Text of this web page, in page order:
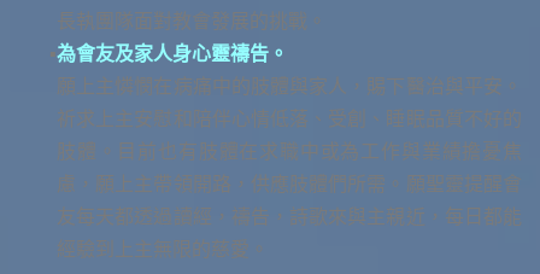
長執團隊面對教會發展的挑戰。
為會友及家人身心靈禱告。
願上主憐憫在病痛中的肢體與家人，賜下醫治與平安。
祈求上主安慰和陪伴心情低落、受創、睡眠品質不好的
肢體。目前也有肢體在求職中或為工作與業績擔憂焦
慮，願上主帶領開路，供應肢體們所需。願聖靈提醒會
友每天都透過讀經，禱告，詩歌來與主親近，每日都能
經驗到上主無限的慈愛。